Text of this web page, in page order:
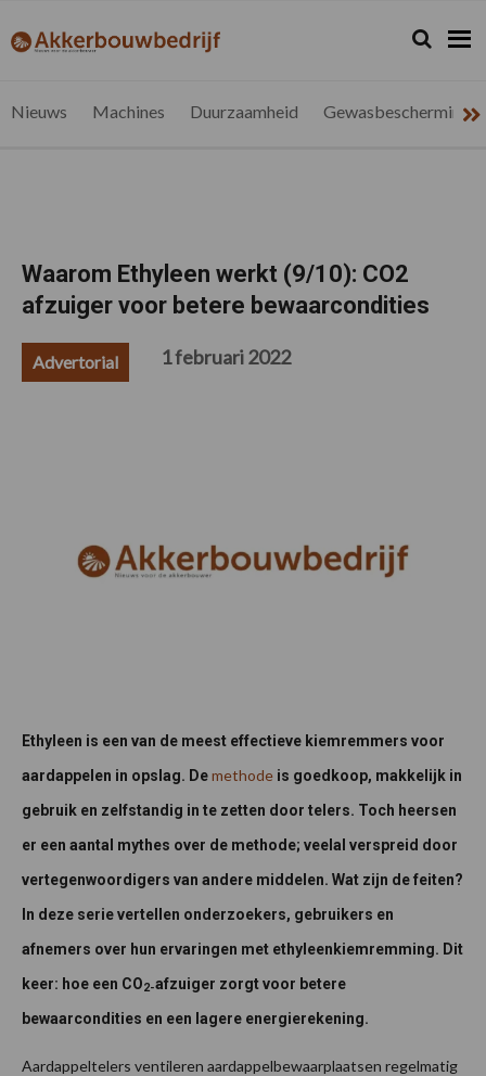
de
de
de
de
akkerbouwbedrijf.be
Nieuws
Zoeken...
Zoek
Nieuws Machines Duurzaamheid Gewasbescherming
Waarom Ethyleen werkt (9/10): CO2
afzuiger voor betere bewaarcondities
Advertorial 1 februari 2022
Ethyleen is een van de meest effectieve kiemremmers voor
aardappelen in opslag. Demethode is goedkoop, makkelijk in
gebruik en zelfstandig in te zetten door telers. Toch heersen
er een aantal mythes over de methode; veelal verspreid door
vertegenwoordigers van andere middelen. Wat zijn de feiten?
In deze serie vertellen onderzoekers, gebruikers en
afnemers over hun ervaringen met ethyleenkiemremming. Dit
keer: hoe een CO2-afzuiger zorgt voor betere
bewaarcondities en een lagere energierekening.
Aardappeltelers ventileren aardappelbewaarplaatsen regelmatig